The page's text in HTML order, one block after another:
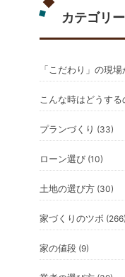
カテゴリー
「こだわり」の現場
こんな時はどうする
プランづくり (33)
ローン選び (10)
土地の選び方 (30)
家づくりのツボ (266)
家の値段 (9)